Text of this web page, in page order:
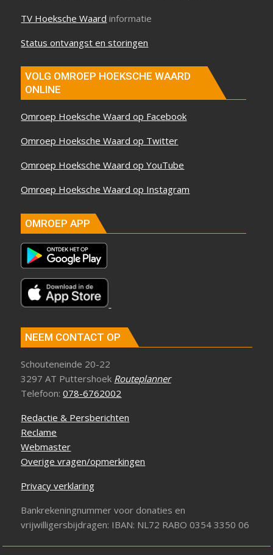
TV Hoeksche Waard informatie
Status ontvangst en storingen
VOLG OMROEP HOEKSCHE WAARD
ONLINE
Omroep Hoeksche Waard op Facebook
Omroep Hoeksche Waard op Twitter
Omroep Hoeksche Waard op YouTube
Omroep Hoeksche Waard op Instagram
OMROEP APP
NEEM CONTACT OP
Schouteneinde 20-22
3297 AT Puttershoek Routeplanner
Telefoon:078-6762002
Redactie & Persberichten
Reclame
Webmaster
Overige vragen/opmerkingen
Privacy verklaring
Bankrekeningnummer voor donaties en
vrijwilligersbijdragen: IBAN: NL72 RABO 0354 3350 06